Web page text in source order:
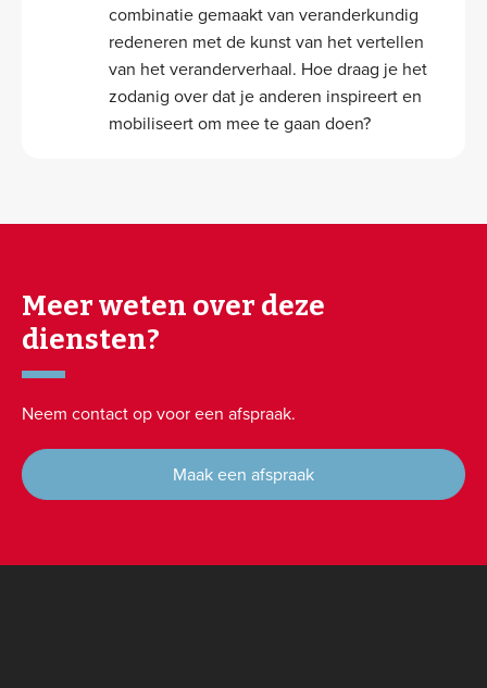
combinatie gemaakt van veranderkundig
redeneren met de kunst van het vertellen
van het veranderverhaal. Hoe draag je het
zodanig over dat je anderen inspireert en
mobiliseert om mee te gaan doen?
Meer weten over deze
diensten?
Neem contact op voor een afspraak.
Maak een afspraak